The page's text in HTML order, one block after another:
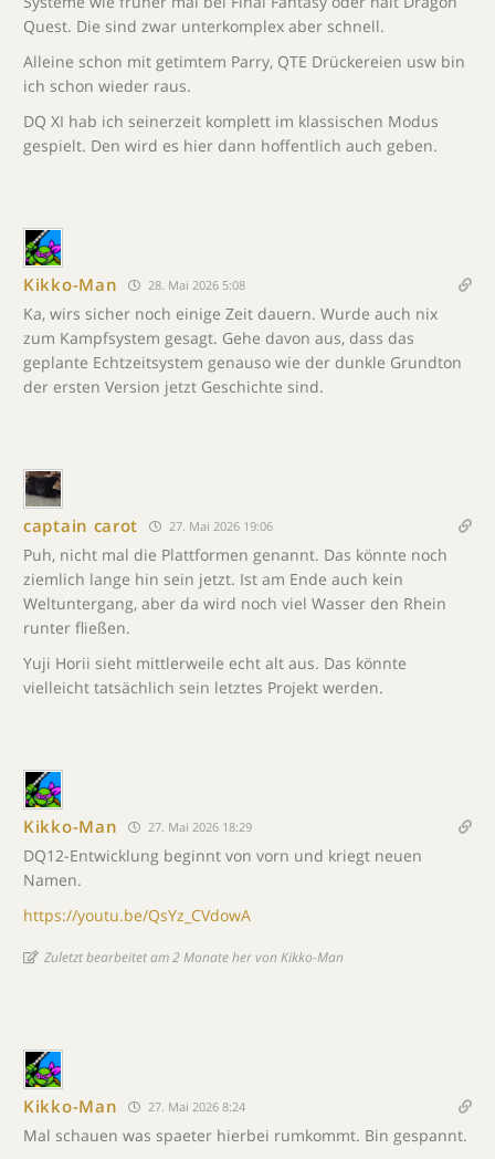
Quest. Die sind zwar unterkomplex aber schnell.
Alleine schon mit getimtem Parry, QTE Drückereien usw bin
ich schon wieder raus.
DQ XI hab ich seinerzeit komplett im klassischen Modus
gespielt. Den wird es hier dann hoffentlich auch geben.
Kikko-Man 28. Mai 2026 5:08
Ka, wirs sicher noch einige Zeit dauern. Wurde auch nix
zum Kampfsystem gesagt. Gehe davon aus, dass das
geplante Echtzeitsystem genauso wie der dunkle Grundton
der ersten Version jetzt Geschichte sind.
captain carot 27. Mai 2026 19:06
Puh, nicht mal die Plattformen genannt. Das könnte noch
ziemlich lange hin sein jetzt. Ist am Ende auch kein
Weltuntergang, aber da wird noch viel Wasser den Rhein
runter fließen.
Yuji Horii sieht mittlerweile echt alt aus. Das könnte
vielleicht tatsächlich sein letztes Projekt werden.
Kikko-Man 27. Mai 2026 18:29
DQ12-Entwicklung beginnt von vorn und kriegt neuen
Namen.
https://youtu.be/QsYz_CVdowA
Zuletzt bearbeitet am 2 Monate her von Kikko-Man
Kikko-Man 27. Mai 2026 8:24
Mal schauen was spaeter hierbei rumkommt. Bin gespannt.